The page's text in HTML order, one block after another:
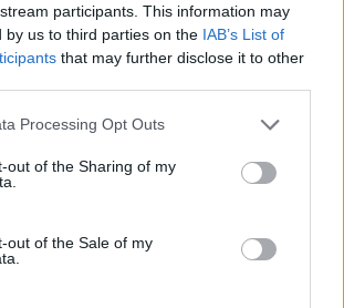
participants. This information may
by us to third parties on the IAB’s List of
that may further disclose it to other
Processing Opt Outs
out of the Sharing of my
out of the Sale of my
o letnich transferach na scenie
Counter-Strike'a 2:
nie pierwszy nowy nabytek